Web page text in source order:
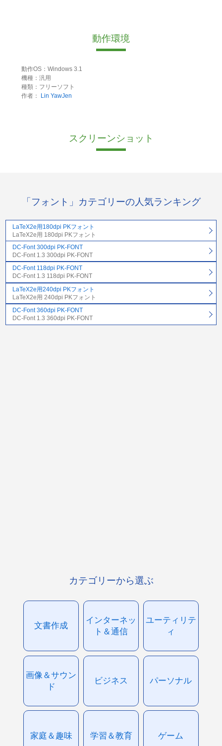
動作環境
動作OS：Windows 3.1
機種：汎用
種類：フリーソフト
作者：
Lin YawJen
スクリーンショット
「フォント」カテゴリーの人気ランキング
LaTeX2e用180dpi PKフォント
LaTeX2e用 180dpi PKフォント
DC-Font 300dpi PK-FONT
DC-Font 1.3 300dpi PK-FONT
DC-Font 118dpi PK-FONT
DC-Font 1.3 118dpi PK-FONT
LaTeX2e用240dpi PKフォント
LaTeX2e用 240dpi PKフォント
DC-Font 360dpi PK-FONT
DC-Font 1.3 360dpi PK-FONT
カテゴリーから選ぶ
文書作成
インターネッ
ト＆通信
ユーティリテ
ィ
画像＆サウン
ド
ビジネス パーソナル
家庭＆趣味 学習＆教育 ゲーム